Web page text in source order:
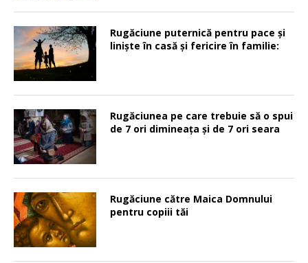
Rugăciune puternică pentru pace şi
linişte în casă şi fericire în familie:
Rugăciunea pe care trebuie să o spui
de 7 ori dimineața și de 7 ori seara
Rugăciune către Maica Domnului
pentru copiii tăi